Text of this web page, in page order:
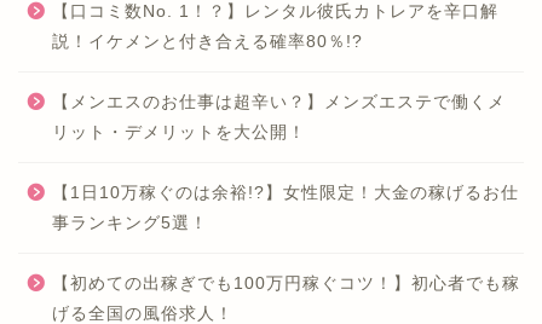
【口コミ数No. 1！？】レンタル彼氏カトレアを辛口解
説！イケメンと付き合える確率80％!?
【メンエスのお仕事は超辛い？】メンズエステで働くメ
リット・デメリットを大公開！
【1日10万稼ぐのは余裕!?】女性限定！大金の稼げるお仕
事ランキング5選！
【初めての出稼ぎでも100万円稼ぐコツ！】初心者でも稼
げる全国の風俗求人！